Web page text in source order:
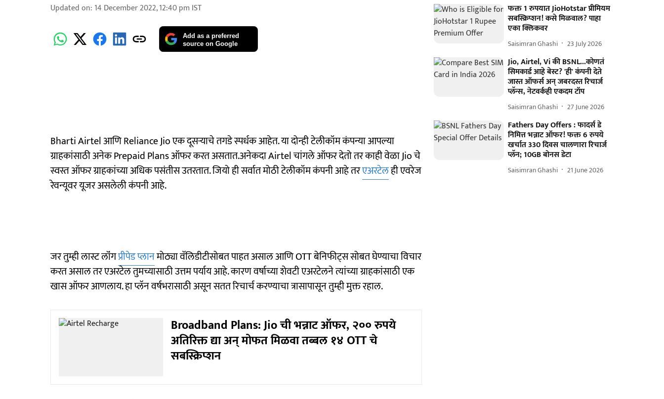
Updated on: 14 December 2022, 12:40 pm IST
Add as a preferred
source on Google
Bharti Airtel आणि Reliance Jio एक दूसऱ्याचे तगडे स्पर्धक आहेत. या दोन्ही टेलीकॉम कंपन्या आपल्या
ग्राहकांसाठी अनेक Prepaid Plans ऑफर करत असतात.अनेकदा Airtel चांगले ऑफर देतो तर काही वेळा Jio चे
स्वस्त ऑफर ग्राहकांच्या अधिक पसंतीस उतरतात. जियो ही सर्वात मोठी टेलीकॉम कंपनी आहे तरएअरटेलही एवरेज
रेवन्यूवर यूजर असलेली कंपनी आहे.
जर तुम्ही लास्ट लॉंगप्रीपेड प्लानमोठ्या वॅलिडीटीसोबत पाहत असाल आणि OTT बेनिफीट्स सोबत घेण्याचा विचार
करत असाल तर एअरटेल तुमच्यासाठी उत्तम पर्याय आहे. कारण वर्षाच्या शेवटी एअरटेलने त्यांच्या ग्राहकांसाठी एक
खास ऑफर आणलाय. हा प्लॅन वर्षभरासाठी असून सतत रिचार्च करण्याचा त्रासापासून तुम्ही मुक्त रहाल.
Broadband Plans: Jio ची भन्नाट ऑफर, २०० रुपये
अतिरिक्त द्या अन् मोफत मिळवा तब्बल १४ OTT चे
सबस्क्रिप्शन
फक्त 1 रुपयात JioHotstar प्रीमियम
सबस्क्रिप्शन! कसे मिळवाल? पाहा
एका क्लिकवर
Saisimran Ghashi 23 July 2026
Jio, Airtel, Vi की BSNL...कोणतं
सिमकार्ड आहे बेस्ट? 'ही' कंपनी देते
जास्त ऑफर्स अन् जबरदस्त रिचार्ज
प्लॅन्स, नेटवर्कही एकदम टॉप
Saisimran Ghashi 27 June 2026
Fathers Day Offers : फादर्स डे
निमित्त भन्नाट ऑफर! फक्त 6 रुपये
खर्चात 330 दिवस चालणारा रिचार्ज
प्लॅन; 10GB बोनस डेटा
Saisimran Ghashi 21 June 2026